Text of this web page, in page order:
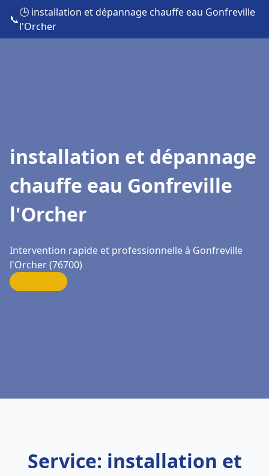
📞
🕒 installation et dépannage chauffe eau Gonfreville
l'Orcher
installation et dépannage
chauffe eau Gonfreville
l'Orcher
Intervention rapide et professionnelle à Gonfreville
l'Orcher (76700)
Service: installation et